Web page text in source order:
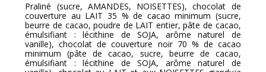
Praliné (sucre, AMANDES, NOISETTES), chocolat de
couverture au LAIT 35 % de cacao minimum (sucre,
beurre de cacao, poudre de LAIT entier, pâte de cacao,
émulsifiant : lécithine de SOJA, arôme naturel de
vanille), chocolat de couverture noir 70 % de cacao
minimum (pâte de cacao, sucre, beurre de cacao,
émulsifiant : lécithine de SOJA, arôme naturel de